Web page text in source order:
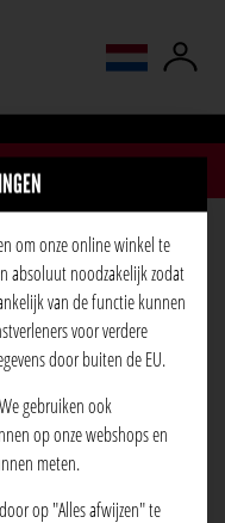
om onze online winkel te
absoluut noodzakelijk zodat
van de functie kunnen
voor verdere
door buiten de EU.
gebruiken ook
op onze webshops en
meten.
op "Alles afwijzen" te
taal wijzigen